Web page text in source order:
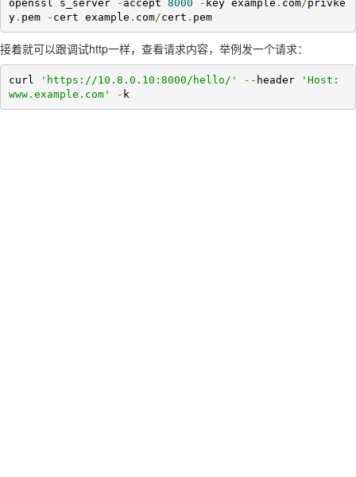
openssl s_server - accept 8000 - key example . com/privke
y. pem - cert example . com/cert . pem
接着就可以跟调试http一样，查看请求内容，举例发一个请求：
curl 'https://10.8.0.10:8000/hello/' -- header
'Host:
www.example.com'
- k